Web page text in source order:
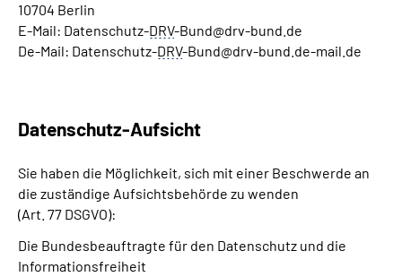
10704 Berlin
E-Mail: Datenschutz-DRV-Bund@drv-bund.de
De-Mail: Datenschutz-DRV-Bund@drv-bund.de-mail.de
Datenschutz-Aufsicht
Sie haben die Möglichkeit, sich mit einer Beschwerde an
die zuständige Aufsichtsbehörde zu wenden
(Art. 77 DSGVO):
Die Bundesbeauftragte für den Datenschutz und die
Informationsfreiheit